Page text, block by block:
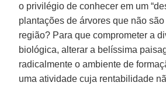
o privilégio de conhecer em um
plantações de árvores que não
região? Para que comprometer a
biológica, alterar a belíssima
radicalmente o ambiente de
uma atividade cuja rentabilidade